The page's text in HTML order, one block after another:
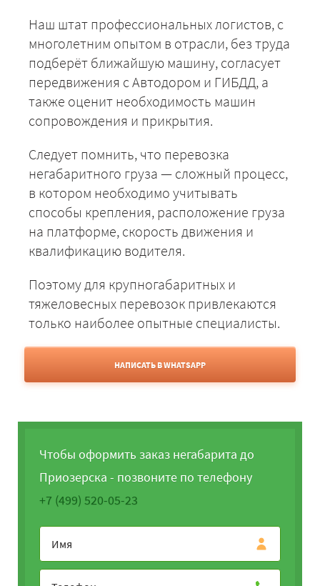
Наш штат профессиональных логистов, с
многолетним опытом в отрасли, без труда
подберёт ближайшую машину, согласует
передвижения с Автодором и ГИБДД, а
также оценит необходимость машин
сопровождения и прикрытия.
Следует помнить, что перевозка
негабаритного груза — сложный процесс,
в котором необходимо учитывать
способы крепления, расположение груза
на платформе, скорость движения и
квалификацию водителя.
Поэтому для крупногабаритных и
тяжеловесных перевозок привлекаются
только наиболее опытные специалисты.
НАПИСАТЬ В WHATSAPP
Чтобы оформить заказ негабарита до
Приозерска - позвоните по телефону
+7 (499) 520-05-23